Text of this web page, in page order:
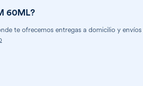
60ML?
te ofrecemos entregas a domicilio y